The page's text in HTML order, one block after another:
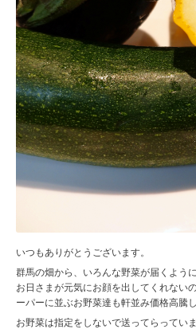
いつもありがとうございます。
群馬の畑から、いろんな野菜が届くよう
お日さまが元気にお顔を出してくれない
ーパーに並ぶお野菜達も軒並み価格高騰
お野菜は指定をしないで送ってらってい